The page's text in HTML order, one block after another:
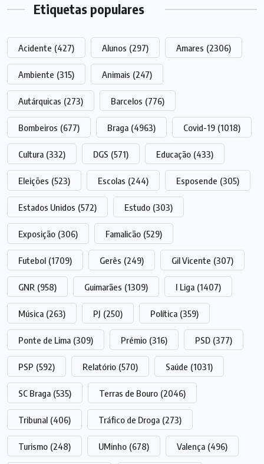
Etiquetas populares
Acidente (427) Alunos (297) Amares (2306)
Ambiente (315) Animais (247)
Autárquicas (273) Barcelos (776)
Bombeiros (677) Braga (4963) Covid-19 (1018)
Cultura (332) DGS (571) Educação (433)
Eleições (523) Escolas (244) Esposende (305)
Estados Unidos (572) Estudo (303)
Exposição (306) Famalicão (529)
Futebol (1709) Gerês (249) Gil Vicente (307)
GNR (958) Guimarães (1309) I Liga (1407)
Música (263) PJ (250) Política (359)
Ponte de Lima (309) Prémio (316) PSD (377)
PSP (592) Relatório (570) Saúde (1031)
SC Braga (535) Terras de Bouro (2046)
Tribunal (406) Tráfico de Droga (273)
Turismo (248) UMinho (678) Valença (496)